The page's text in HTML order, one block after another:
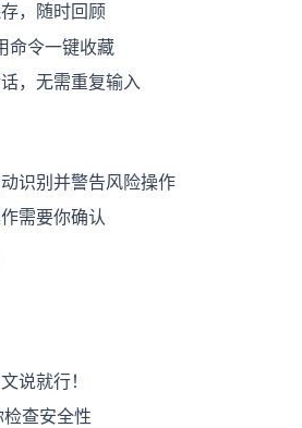
，随时回顾
命令一键收藏
，无需重复输入
识别并警告风险操作
需要你确认
说就行！
查安全性